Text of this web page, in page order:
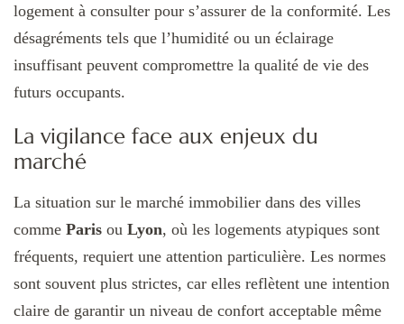
logement à consulter pour s’assurer de la conformité. Les
désagréments tels que l’humidité ou un éclairage
insuffisant peuvent compromettre la qualité de vie des
futurs occupants.
La vigilance face aux enjeux du
marché
La situation sur le marché immobilier dans des villes
comme Paris ou Lyon, où les logements atypiques sont
fréquents, requiert une attention particulière. Les normes
sont souvent plus strictes, car elles reflètent une intention
claire de garantir un niveau de confort acceptable même